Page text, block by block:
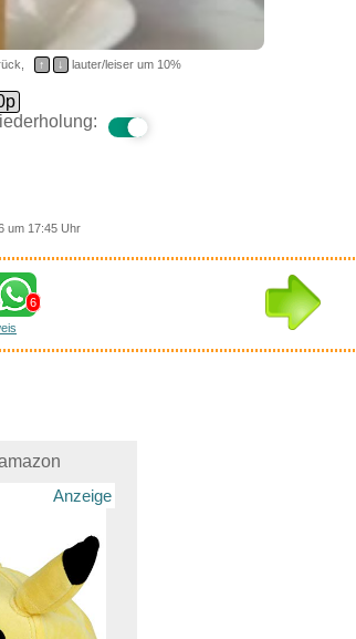
↑ ↓ lauter/leiser um 10%
um 17:45 Uhr
6
Anzeige